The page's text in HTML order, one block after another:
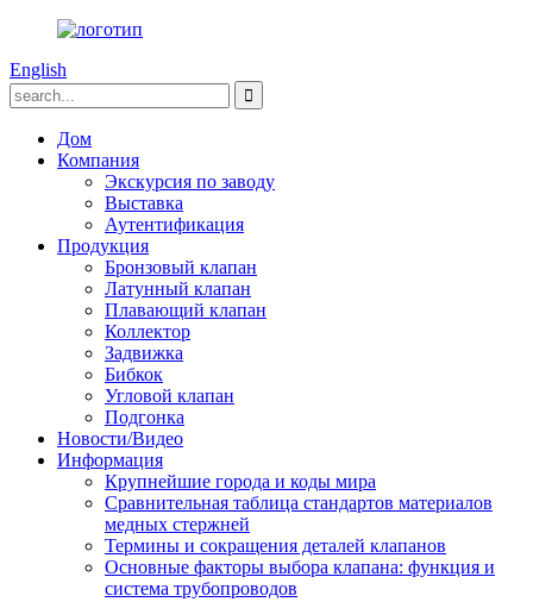
English
Дом
Компания
Экскурсия по заводу
Выставка
Аутентификация
Продукция
Бронзовый клапан
Латунный клапан
Плавающий клапан
Коллектор
Задвижка
Бибкок
Угловой клапан
Подгонка
Новости/Видео
Информация
Крупнейшие города и коды мира
Сравнительная таблица стандартов материалов
медных стержней
Термины и сокращения деталей клапанов
Основные факторы выбора клапана: функция и
система трубопроводов